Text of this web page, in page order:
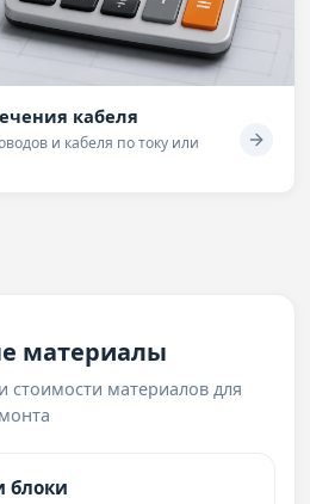
кабеля
и кабеля по току или
материалы
стоимости материалов для
блоки